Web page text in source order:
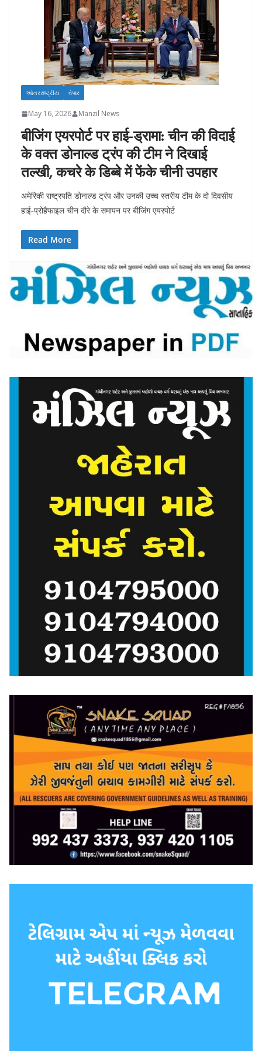
આંતરરાષ્ટ્રીય વેપાર
May 16, 2026 Manzil News
बीजिंग एयरपोर्ट पर हाई-ड्रामा: चीन की विदाई
के वक्त डोनाल्ड ट्रंप की टीम ने दिखाई
तल्खी, कचरे के डिब्बे में फेंके चीनी उपहार
अमेरिकी राष्ट्रपति डोनाल्ड ट्रंप और उनकी उच्च स्तरीय टीम के दो दिवसीय
हाई-प्रोहैफाइल चीन दौरे के समापन पर बीजिंग एयरपोर्ट
Read More